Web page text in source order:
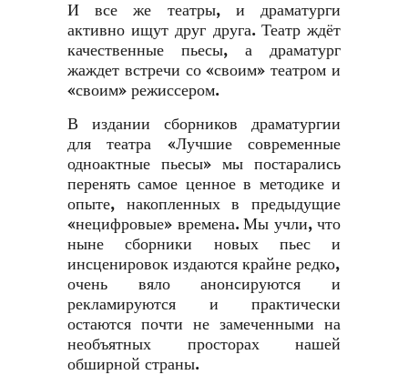
И все же театры, и драматурги
активно ищут друг друга. Театр ждёт
качественные пьесы, а драматург
жаждет встречи со «своим» театром и
«своим» режиссером.
В издании сборников драматургии
для театра «Лучшие современные
одноактные пьесы» мы постарались
перенять самое ценное в методике и
опыте, накопленных в предыдущие
«нецифровые» времена. Мы учли, что
ныне сборники новых пьес и
инсценировок издаются крайне редко,
очень вяло анонсируются и
рекламируются и практически
остаются почти не замеченными на
необъятных просторах нашей
обширной страны.